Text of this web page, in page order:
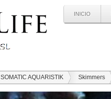
INICIO
SOMATIC AQUARISTIK Skimmers